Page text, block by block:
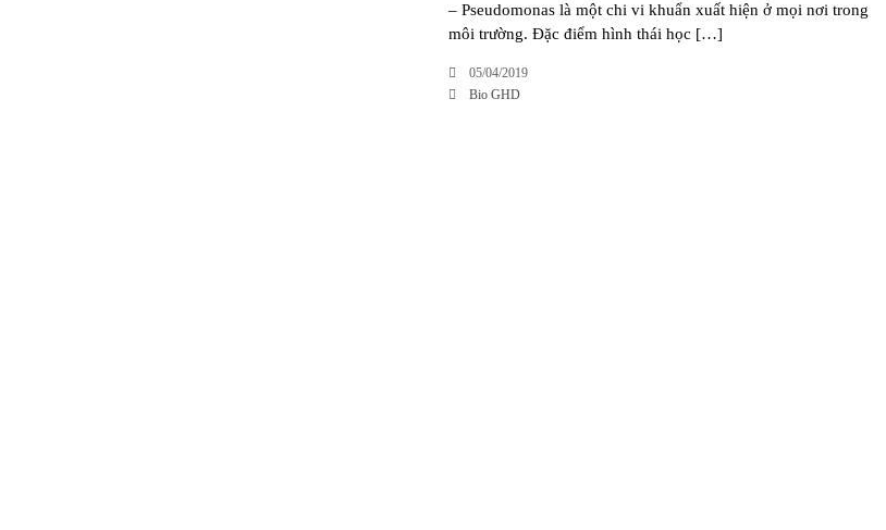
– Pseudomonas là một chi vi khuẩn xuất hiện ở mọi nơi trong
môi trường. Đặc điểm hình thái học […]
05/04/2019
Bio GHD